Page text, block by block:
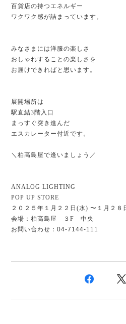
百貨店の持つエネルギー
ワクワク感が詰まっています。
みなさまには洋服の楽しさ
おしゃれすることの楽しさを
お届けできればと思います。
展開場所は
駅直結3階入口
まっすぐ突き進んだ
エスカレーター付近です。
＼柏高島屋で逢いましょう／
ANALOG LIGHTING
POP UP STORE
２０２５年１月２２日(水) 〜１月２８
会場：柏高島屋 ３F 中央
お問い合わせ：04-7144-111